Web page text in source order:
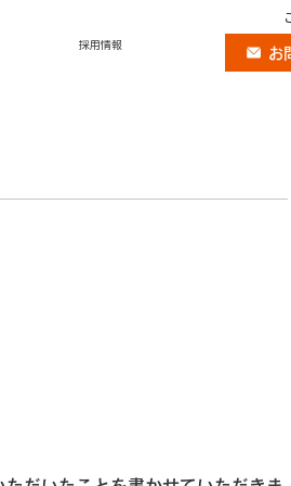
採用情報
お